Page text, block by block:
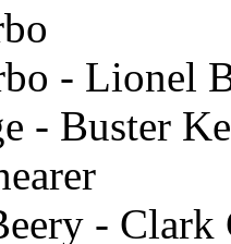
- Lionel
- Buster
- Clark